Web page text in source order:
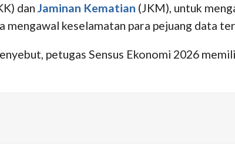
dan Jaminan Kematian (JKM), untuk
keselamatan para pejuang data
petugas Sensus Ekonomi 2026